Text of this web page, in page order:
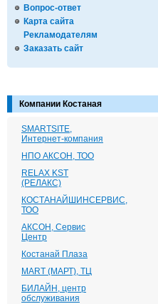
Вопрос-ответ
Карта сайта
Рекламодателям
Заказать сайт
Компании Костаная
SMARTSITE,
Интернет-компания
НПО АКСОН, ТОО
RELAX KST
(РЕЛАКС)
КОСТАНАЙШИНСЕРВИС,
ТОО
АКСОН, Сервис
Центр
Костанай Плаза
MART (МАРТ), ТЦ
БИЛАЙН, центр
обслуживания